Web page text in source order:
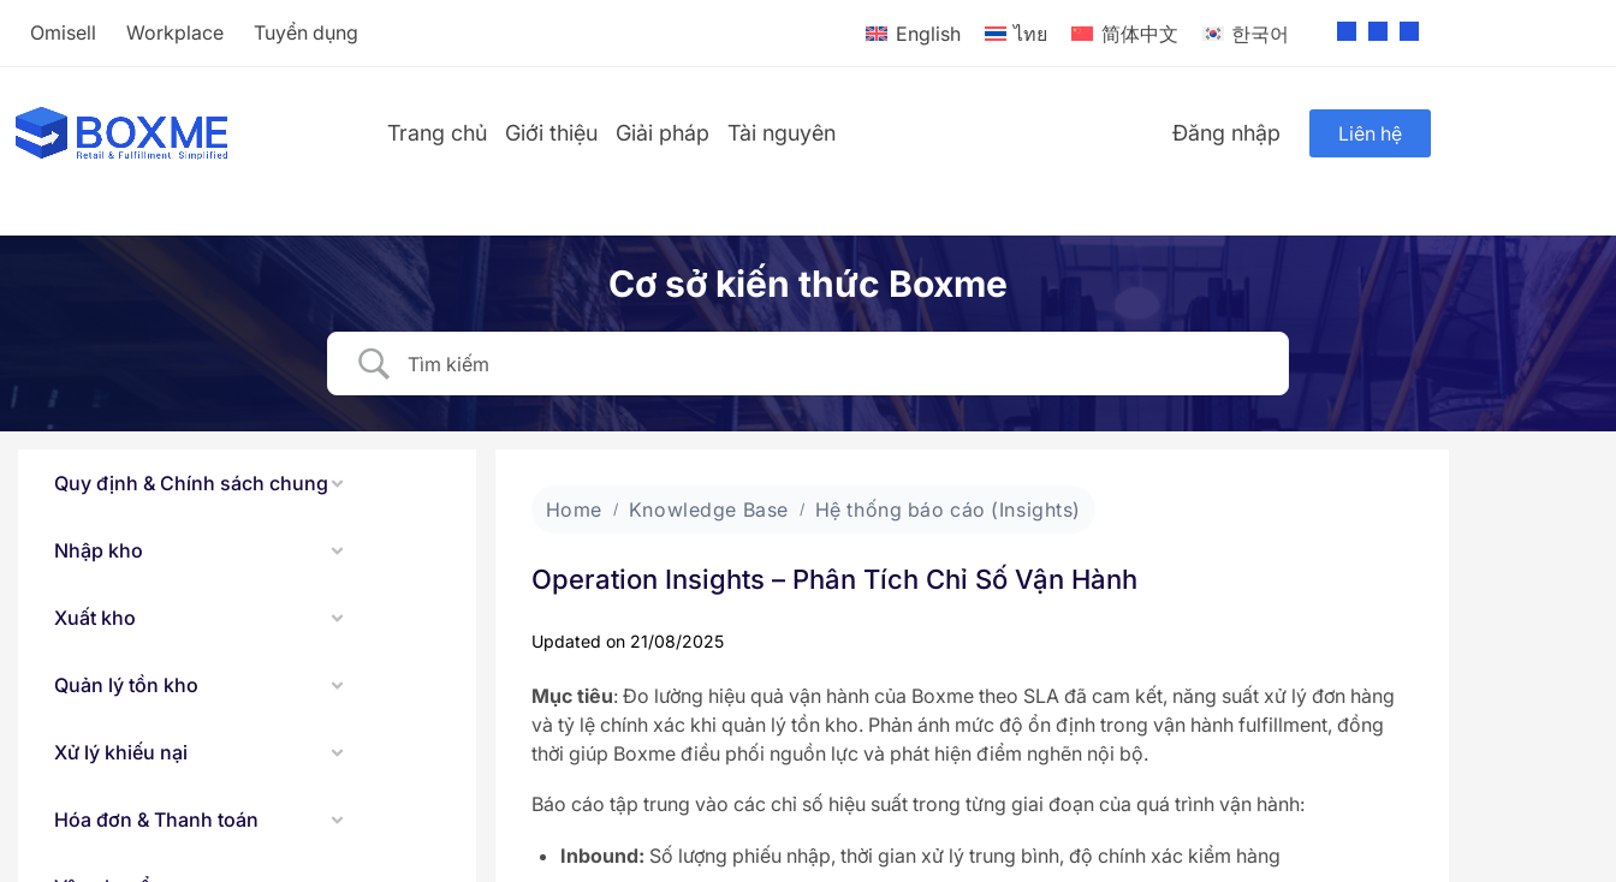
Omisell Workplace Tuyển dụng English ไทย 简体中文 한국어
Trang chủ Giới thiệu Giải pháp Tài nguyên Đăng nhập Liên hệ
Cơ sở kiến thức Boxme
Quy định & Chính sách chung
Nhập kho
Xuất kho
Quản lý tồn kho
Xử lý khiếu nại
Hóa đơn & Thanh toán
Home Knowledge Base Hệ thống báo cáo (Insights)
Operation Insights – Phân Tích Chỉ Số Vận Hành
Updated on 21/08/2025
Mục tiêu: Đo lường hiệu quả vận hành của Boxme theo SLA đã cam kết, năng suất xử lý đơn hàng
và tỷ lệ chính xác khi quản lý tồn kho. Phản ánh mức độ ổn định trong vận hành fulfillment, đồng
thời giúp Boxme điều phối nguồn lực và phát hiện điểm nghẽn nội bộ.
Báo cáo tập trung vào các chỉ số hiệu suất trong từng giai đoạn của quá trình vận hành:
Inbound: Số lượng phiếu nhập, thời gian xử lý trung bình, độ chính xác kiểm hàng